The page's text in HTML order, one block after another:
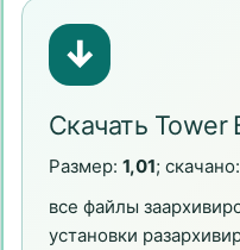
↓
Скачать Tower
Размер: 1,01; скачано:
все файлы
установки